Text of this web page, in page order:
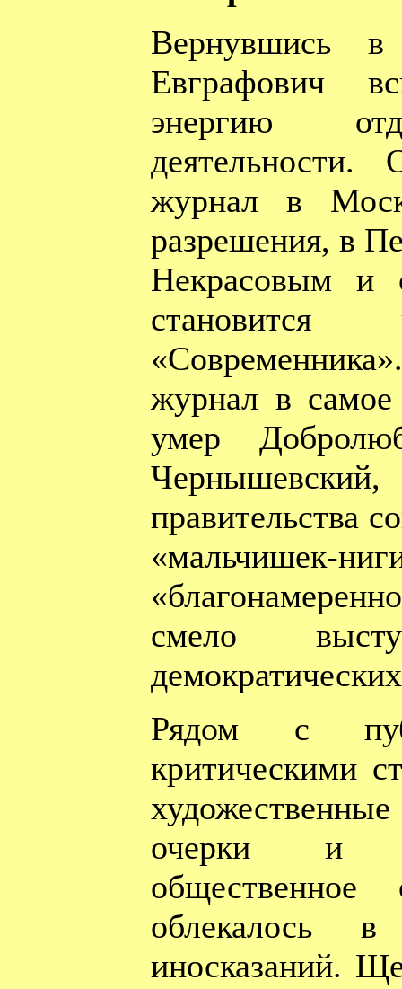
Вернувшись в
Евграфович
энергию
деятельности.
журнал в
разрешения, в
Некрасовым и
становится
журнал в самое
умер
правительства
смело
Рядом с
критическими
очерки и
общественное
облекалось
иносказаний.